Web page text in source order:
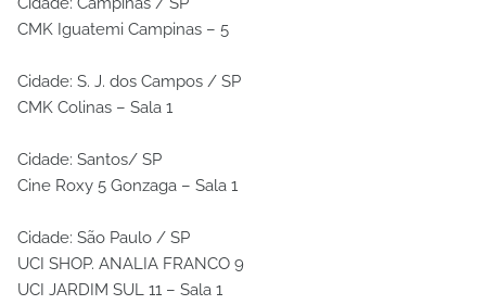
CMK Iguatemi Campinas – 5
Cidade: S. J. dos Campos / SP
CMK Colinas – Sala 1
Cidade: Santos/ SP
Cine Roxy 5 Gonzaga – Sala 1
Cidade: São Paulo / SP
UCI SHOP. ANALIA FRANCO 9
UCI JARDIM SUL 11 – Sala 1